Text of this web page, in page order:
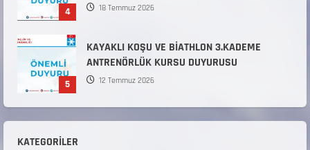
4 18 Temmuz 2026
5
KAYAKLI KOŞU VE BİATHLON 3.KADEME
ANTRENÖRLÜK KURSU DUYURUSU
12 Temmuz 2026
KATEGORILER